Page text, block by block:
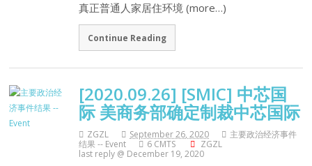
真正普通人家居住环境 (more…)
Continue Reading
[2020.09.26] [SMIC] 中芯国
际 美商务部确定制裁中芯国际
ZGZL September 26, 2020
主要政治经济事件
结果 -- Event
6 CMTS
ZGZL
last reply @ December 19, 2020